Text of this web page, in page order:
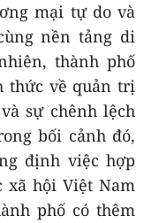
mại tự do và
nền tảng di
thành phố
thức về quản trị
sự chênh lệch
bối cảnh đó,
định việc hợp
xã hội Việt Nam
phố có thêm